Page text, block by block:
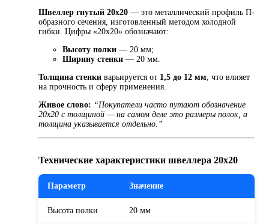
Швеллер гнутый 20х20 — это металлический профиль П-
образного сечения, изготовленный методом холодной
гибки. Цифры «20х20» обозначают:
Высоту полки — 20 мм;
Ширину стенки — 20 мм.
Толщина стенки варьируется от 1,5 до 12 мм, что влияет
на прочность и сферу применения.
Живое слово: “Покупатели часто путают обозначение
20х20 с толщиной — на самом деле это размеры полок, а
толщина указывается отдельно.”
Технические характеристики швеллера 20х20
Параметр Значение
Высота полки 20 мм